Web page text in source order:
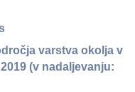
varstva okolja v
(v nadaljevanju: